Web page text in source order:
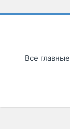
Все